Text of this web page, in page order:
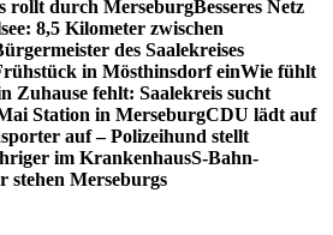
rollt durch MerseburgBesseres Netz
8,5 Kilometer zwischen
des Saalekreises
in Mösthinsdorf einWie fühlt
Zuhause fehlt: Saalekreis sucht
Station in MerseburgCDU lädt auf
auf – Polizeihund stellt
im KrankenhausS-Bahn-
stehen Merseburgs